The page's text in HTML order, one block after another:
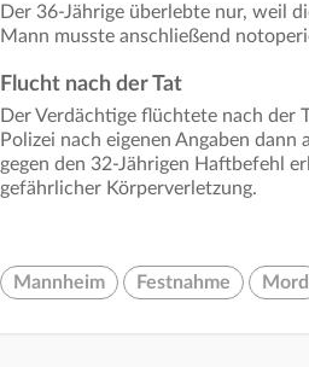
Der 36-Jährige überlebte nur, weil
Mann musste anschließend
Flucht nach der Tat
Der Verdächtige flüchtete nach der
Polizei nach eigenen Angaben
gegen den 32-Jährigen Haftbefehl
gefährlicher Körperverletzung.
Mannheim Festnahme Mord